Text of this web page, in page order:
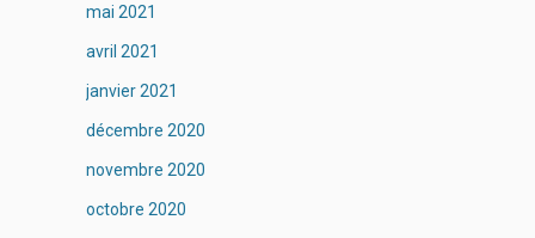
mai 2021
avril 2021
janvier 2021
décembre 2020
novembre 2020
octobre 2020